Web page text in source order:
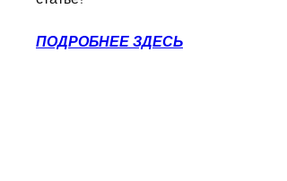
ПОДРОБНЕЕ ЗДЕСЬ